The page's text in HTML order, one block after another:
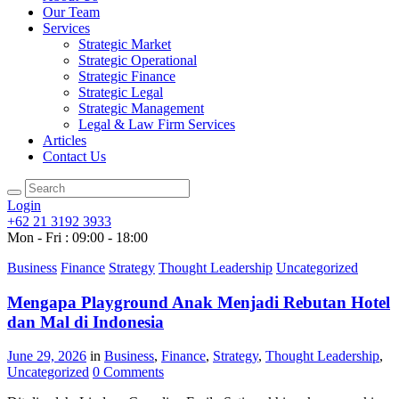
Our Team
Services
Strategic Market
Strategic Operational
Strategic Finance
Strategic Legal
Strategic Management
Legal & Law Firm Services
Articles
Contact Us
Login
+62 21 3192 3933
Mon - Fri : 09:00 - 18:00
Business Finance Strategy Thought Leadership Uncategorized
Mengapa Playground Anak Menjadi Rebutan Hotel
dan Mal di Indonesia
June 29, 2026 in Business, Finance, Strategy, Thought Leadership,
Uncategorized 0 Comments